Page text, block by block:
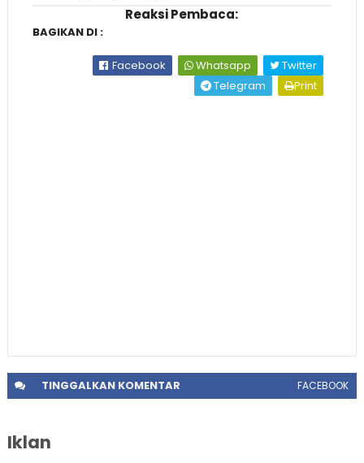
Reaksi Pembaca:
BAGIKAN DI :
Facebook Whatsapp
Twitter
Telegram
Print
TINGGALKANKOMENTAR FACEBOOK
Iklan